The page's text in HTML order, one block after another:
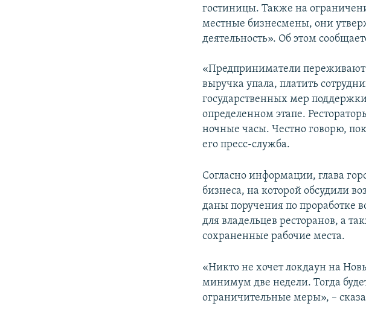
гостиницы. Также на
местные бизнесмены, они
деятельность». Об этом
«Предприниматели переживают
выручка упала, платить
государственных мер
определенном этапе.
ночные часы. Честно говорю,
его пресс-служба.
Согласно информации, глава
бизнеса, на которой обсудили
даны поручения по проработке
для владельцев ресторанов, а
сохраненные рабочие места.
«Никто не хочет локдаун на
минимум две недели. Тогда
ограничительные меры», –